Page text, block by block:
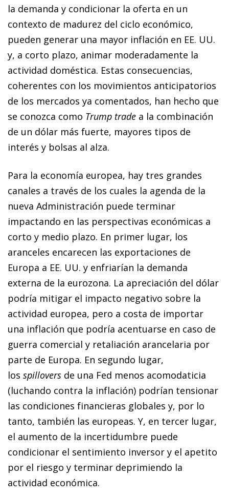
la demanda y condicionar la oferta en un
contexto de madurez del ciclo económico,
pueden generar una mayor inflación en EE. UU.
y, a corto plazo, animar moderadamente la
actividad doméstica. Estas consecuencias,
coherentes con los movimientos anticipatorios
de los mercados ya comentados, han hecho que
se conozca como Trump trade a la combinación
de un dólar más fuerte, mayores tipos de
interés y bolsas al alza.
Para la economía europea, hay tres grandes
canales a través de los cuales la agenda de la
nueva Administración puede terminar
impactando en las perspectivas económicas a
corto y medio plazo. En primer lugar, los
aranceles encarecen las exportaciones de
Europa a EE. UU. y enfriarían la demanda
externa de la eurozona. La apreciación del dólar
podría mitigar el impacto negativo sobre la
actividad europea, pero a costa de importar
una inflación que podría acentuarse en caso de
guerra comercial y retaliación arancelaria por
parte de Europa. En segundo lugar,
los spillovers de una Fed menos acomodaticia
(luchando contra la inflación) podrían tensionar
las condiciones financieras globales y, por lo
tanto, también las europeas. Y, en tercer lugar,
el aumento de la incertidumbre puede
condicionar el sentimiento inversor y el apetito
por el riesgo y terminar deprimiendo la
actividad económica.